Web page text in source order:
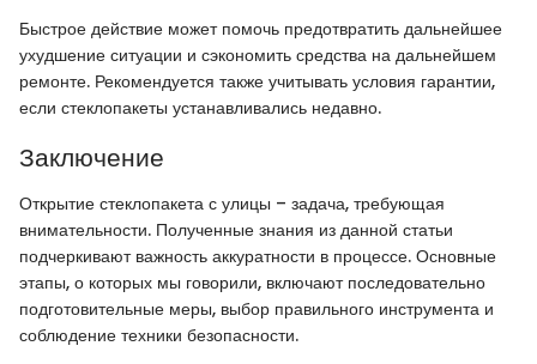
Быстрое действие может помочь предотвратить дальнейшее
ухудшение ситуации и сэкономить средства на дальнейшем
ремонте. Рекомендуется также учитывать условия гарантии,
если стеклопакеты устанавливались недавно.
Заключение
Открытие стеклопакета с улицы – задача, требующая
внимательности. Полученные знания из данной статьи
подчеркивают важность аккуратности в процессе. Основные
этапы, о которых мы говорили, включают последовательно
подготовительные меры, выбор правильного инструмента и
соблюдение техники безопасности.